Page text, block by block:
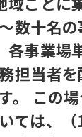
数十名
各事業場
担当者
。 この
ては、